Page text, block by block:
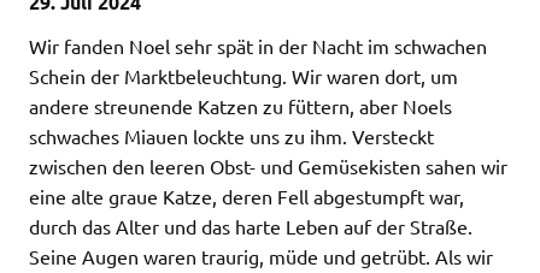
Wir fanden Noel sehr spät in der Nacht im schwachen
Schein der Marktbeleuchtung. Wir waren dort, um
andere streunende Katzen zu füttern, aber Noels
schwaches Miauen lockte uns zu ihm. Versteckt
zwischen den leeren Obst- und Gemüsekisten sahen wir
eine alte graue Katze, deren Fell abgestumpft war,
durch das Alter und das harte Leben auf der Straße.
Seine Augen waren traurig, müde und getrübt. Als wir